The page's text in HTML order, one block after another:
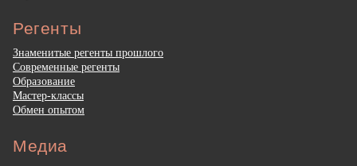
Регенты
Знаменитые регенты прошлого
Современные регенты
Образование
Мастер-классы
Обмен опытом
Медиа